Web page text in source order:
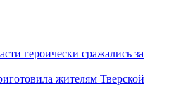
героически сражались за
жителям Тверской